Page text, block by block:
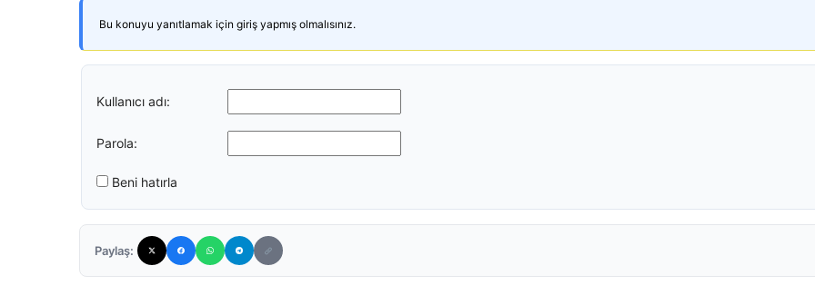
Bu konuyu yanıtlamak için giriş yapmış olmalısınız.
Kullanıcı adı:
Parola:
Beni hatırla
Paylaş: